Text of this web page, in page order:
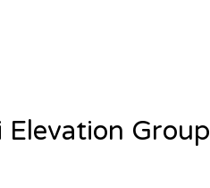
Group